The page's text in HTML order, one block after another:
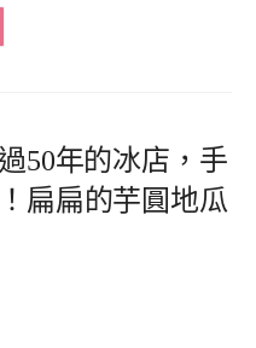
50年的冰店，手
扁扁的芋圓地瓜